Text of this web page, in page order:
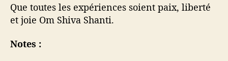
Que toutes les expériences soient paix, liberté
et joie Om Shiva Shanti.
Notes :